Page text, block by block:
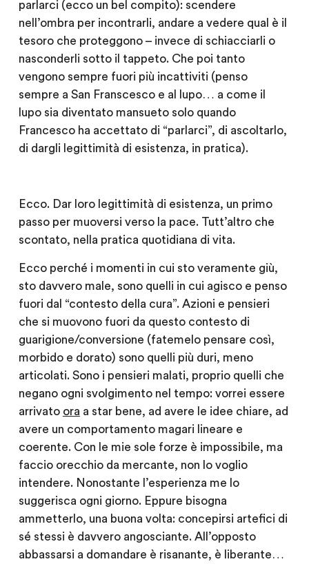
parlarci (ecco un bel compito): scendere
nell’ombra per incontrarli, andare a vedere qual è il
tesoro che proteggono – invece di schiacciarli o
nasconderli sotto il tappeto. Che poi tanto
vengono sempre fuori più incattiviti (penso
sempre a San Franscesco e al lupo… a come il
lupo sia diventato mansueto solo quando
Francesco ha accettato di “parlarci”, di ascoltarlo,
di dargli legittimità di esistenza, in pratica).
Ecco. Dar loro legittimità di esistenza, un primo
passo per muoversi verso la pace. Tutt’altro che
scontato, nella pratica quotidiana di vita.
Ecco perché i momenti in cui sto veramente giù,
sto davvero male, sono quelli in cui agisco e penso
fuori dal “contesto della cura”. Azioni e pensieri
che si muovono fuori da questo contesto di
guarigione/conversione (fatemelo pensare così,
morbido e dorato) sono quelli più duri, meno
articolati. Sono i pensieri malati, proprio quelli che
negano ogni svolgimento nel tempo: vorrei essere
arrivato ora a star bene, ad avere le idee chiare, ad
avere un comportamento magari lineare e
coerente. Con le mie sole forze è impossibile, ma
faccio orecchio da mercante, non lo voglio
intendere. Nonostante l’esperienza me lo
suggerisca ogni giorno. Eppure bisogna
ammetterlo, una buona volta: concepirsi artefici di
sé stessi è davvero angosciante. All’opposto
abbassarsi a domandare è risanante, è liberante…